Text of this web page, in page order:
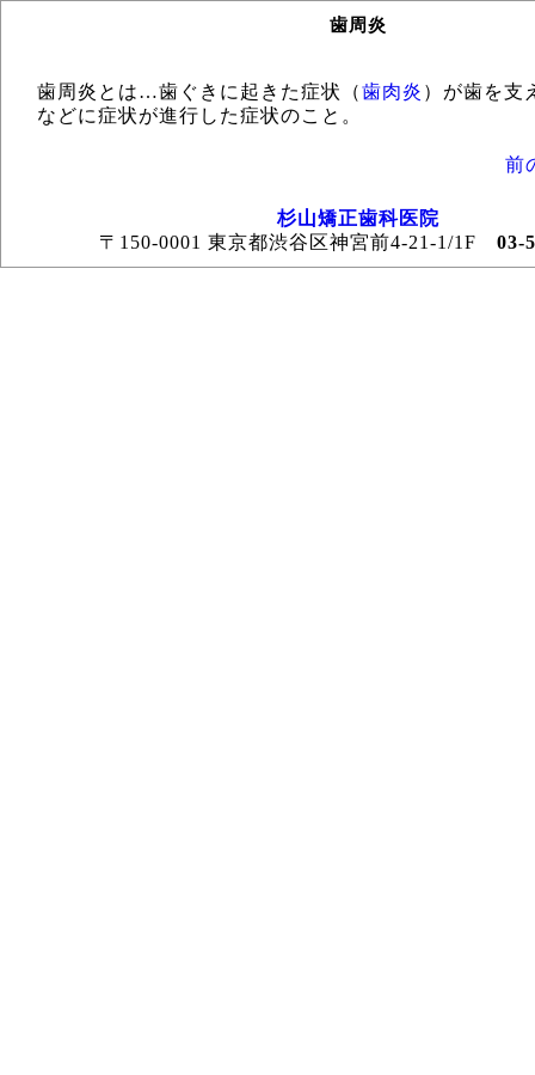
歯周炎
歯周炎とは…歯ぐきに起きた症状（歯肉炎 ）が歯を支
などに症状が進行した症状のこと。
前
杉山矯正歯科医院
〒150-0001 東京都渋谷区神宮前4-21-1/1F 03-